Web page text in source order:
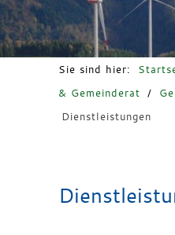
Freizeit &
Sie sind hier:
& Gemeinderat
/
Dienstleistungen